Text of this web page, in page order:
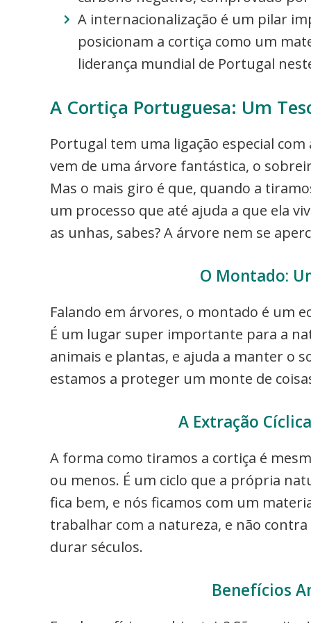
A internacionalização é um pilar
posicionam a cortiça como um
liderança mundial de Portugal
A Cortiça Portuguesa: Um
Portugal tem uma ligação especial
vem de uma árvore fantástica, o
Mas o mais giro é que, quando a
um processo que até ajuda a que ela
as unhas, sabes? A árvore nem se
O Montado:
Falando em árvores, o montado é um
É um lugar super importante para a
animais e plantas, e ajuda a manter o
estamos a proteger um monte de
A Extração
A forma como tiramos a cortiça é
ou menos. É um ciclo que a própria
fica bem, e nós ficamos com um
trabalhar com a natureza, e não
durar séculos.
Benefícios